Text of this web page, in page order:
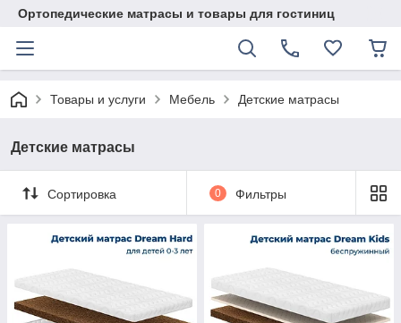
Ортопедические матрасы и товары для гостиниц
Товары и услуги Мебель Детские матрасы
Детские матрасы
Сортировка 0 Фильтры